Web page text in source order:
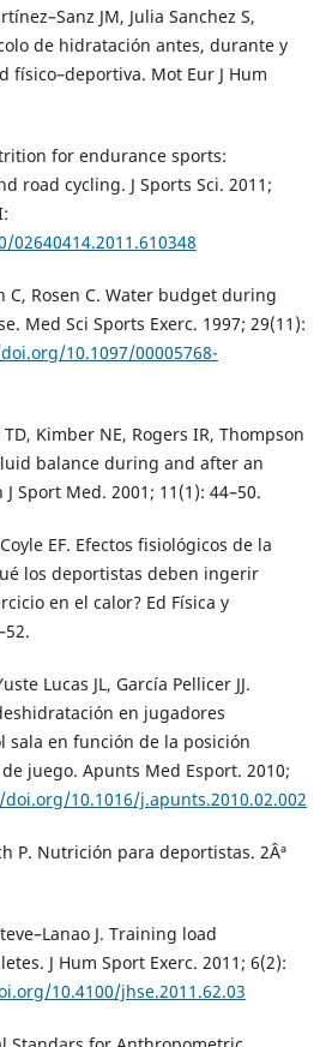
JM, Julia Sanchez S,
de hidratación antes, durante y
físico–deportiva. Mot Eur J Hum
for endurance sports:
road cycling. J Sports Sci. 2011;
C, Rosen C. Water budget during
Med Sci Sports Exerc. 1997; 29(11):
10.1097/00005768-
Kimber NE, Rogers IR, Thompson
balance during and after an
Sport Med. 2001; 11(1): 44–50.
EF. Efectos fisiológicos de la
los deportistas deben ingerir
en el calor? Ed Física y
Lucas JL, García Pellicer JJ.
en jugadores
sala en función de la posición
juego. Apunts Med Esport. 2010;
10.1016/j.apunts.2010.02.002
P. Nutrición para deportistas. 2Âª
J. Training load
J Hum Sport Exerc. 2011; 6(2):
10.4100/jhse.2011.62.03